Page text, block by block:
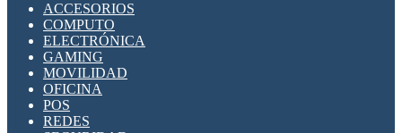
SUPRESOR DE TRANSIENTES SPDS PARA
APLICACIONES FOTOVOLTAICAS
ACCESORIOS
COMPUTO
ELECTRÓNICA
GAMING
MOVILIDAD
OFICINA
POS
REDES